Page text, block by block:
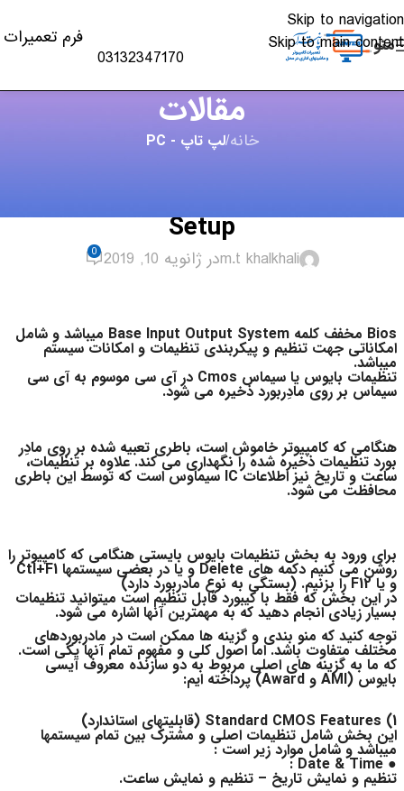
Skip to navigation
Skip to main content
منو
03132347170
فرم تعمیرات
مقالات
خانه/لپ تاپ - PC
Setup
m.t khalkhaliدر ژانویه 10, 2019 0
Bios مخفف کلمه Base Input Output System میباشد و شامل
امکاناتی جهت تنظیم و پیکربندی تنظیمات و امکانات سیستم
میباشد.
تنظیمات بایوس یا سیماس Cmos در آی سی موسوم به آی سی
سیماس بر روی مادِربورد ذخیره می شود.
هنگامی که کامپیوتر خاموش است، باطری تعبیه شده بر روی مادِر
بورد تنظیمات ذخیره شده را نگهداری می کند. علاوه بر تنظیمات،
ساعت و تاریخ نیز اطلاعات IC سیماوس است که توسط این باطری
محافظت می شود.
برای ورود به بخش تنظیمات بایوس بایستی هنگامی که کامپیوتر را
روشن می کنیم دکمه های Delete و یا در بعضی سیستمها Ctl+F1
و یا F12 را بزنیم. (بستگی به نوع مادربورد دارد)
در این بخش که فقط با کیبورد قابل تنظیم است میتوانید تنظیمات
بسیار زیادی انجام دهید که به مهمترین آنها اشاره می شود.
توجه کنید که منو بندی و گزینه ها ممکن است در مادربوردهای
مختلف متفاوت باشد. اما اصول کلی و مفهوم تمام آنها یکی است.
که ما به گزینه های اصلی مربوط به دو سازنده معروف آیسی
بایوس (AMI و Award) پرداخته ایم:
1) Standard CMOS Features (قابلیتهای استاندارد)
این بخش شامل تنظیمات اصلی و مشترک بین تمام سیستمها
میباشد و شامل موارد زیر است :
● Date & Time :
تنظیم و نمایش تاریخ – تنظیم و نمایش ساعت.